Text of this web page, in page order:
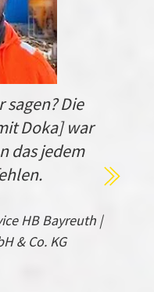
sagen? Die
Doka] war
das jedem
HB Bayreuth |
& Co. KG